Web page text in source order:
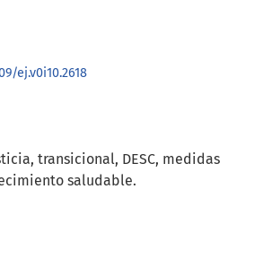
transicional DESC medidas
saludable.
ej.v0i10.2618